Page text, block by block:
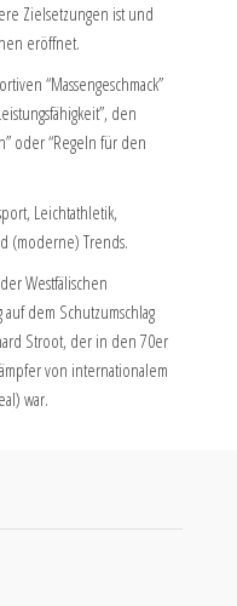
Zielsetzungen ist und
eröffnet.
“Massengeschmack”
den
oder “Regeln für den
Leichtathletik,
(moderne) Trends.
Westfälischen
dem Schutzumschlag
Stroot, der in den 70er
von internationalem
war.